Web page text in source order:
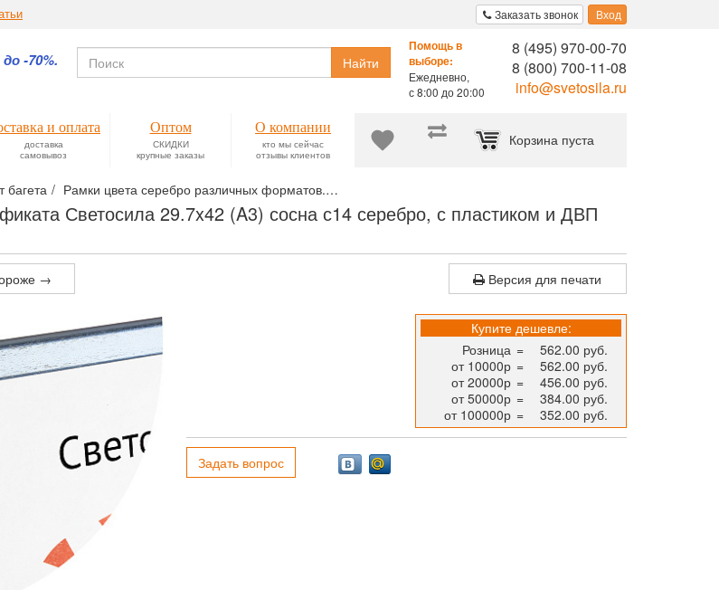
Заказать звонок Вход
-70%.
Помощь в
выборе:
Ежедневно,
с 8:00 до 20:00
8 (495) 970-00-70
8 (800) 700-11-08
info@svetosila.ru
Найти
Корзина пуста
и оплата
доставка
самовывоз
Оптом
СКИДКИ
крупные заказы
О компании
кто мы сейчас
отзывы клиентов
багета Рамки цвета серебро различных форматов.
Светосила 29.7x42 (A3) сосна с14 серебро, с пластиком и ДВП
→ Версия для печати
Купите дешевле:
Розница =
562.00 руб.
от 10000р =
562.00 руб.
от 20000р =
456.00 руб.
от 50000р =
384.00 руб.
от 100000р = 352.00 руб.
Задать вопрос